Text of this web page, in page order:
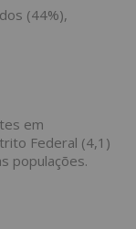
(44%),
em
Federal (4,1)
populações.